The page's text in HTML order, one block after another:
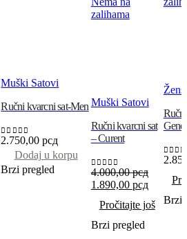
Muški Satovi
Ručni kvarcni sat-Men
0out of 5
2.750,00рсд
Dodaj u korpu
Brzi pregled
zalihama
Muški Satovi
Ručni kvarcni sat
– Curent
0out of 5
4.000,00рсд
1.890,00 рсд
Pročitajte još
Brzi pregled
0out
Brzi